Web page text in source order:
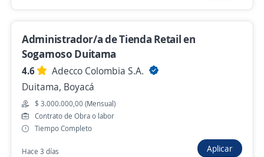
Hace 2 días
Se precisa Urgente Empleo destacado
Asesores externos TAT agropecuarios
Chiquinquirá
4,6
Bancamia S.A.
Chiquinquirá, Boyacá
Administrador/a de Tienda Retail en
Sogamoso Duitama
4.6
Adecco Colombia S.A.
Duitama, Boyacá
$ 3.000.000,00 (Mensual)
Contrato de Obra o labor
Tiempo Completo
Hace 3 días Aplicar